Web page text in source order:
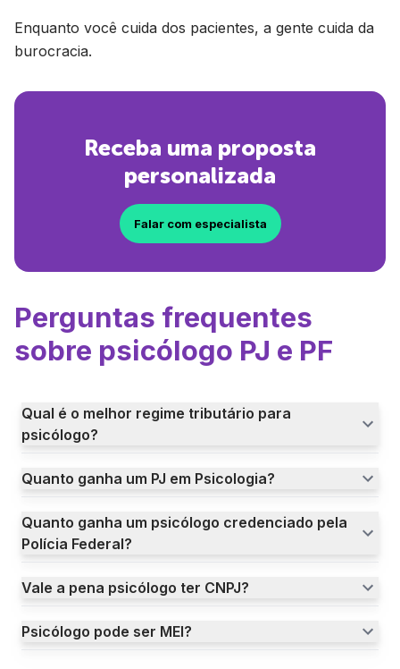
Enquanto você cuida dos pacientes, a gente cuida da
burocracia.
Receba uma proposta
personalizada
Falar com especialista
Perguntas frequentes
sobre psicólogo PJ e PF
Qual é o melhor regime tributário para
psicólogo?
Quanto ganha um PJ em Psicologia?
Quanto ganha um psicólogo credenciado pela
Polícia Federal?
Vale a pena psicólogo ter CNPJ?
Psicólogo pode ser MEI?